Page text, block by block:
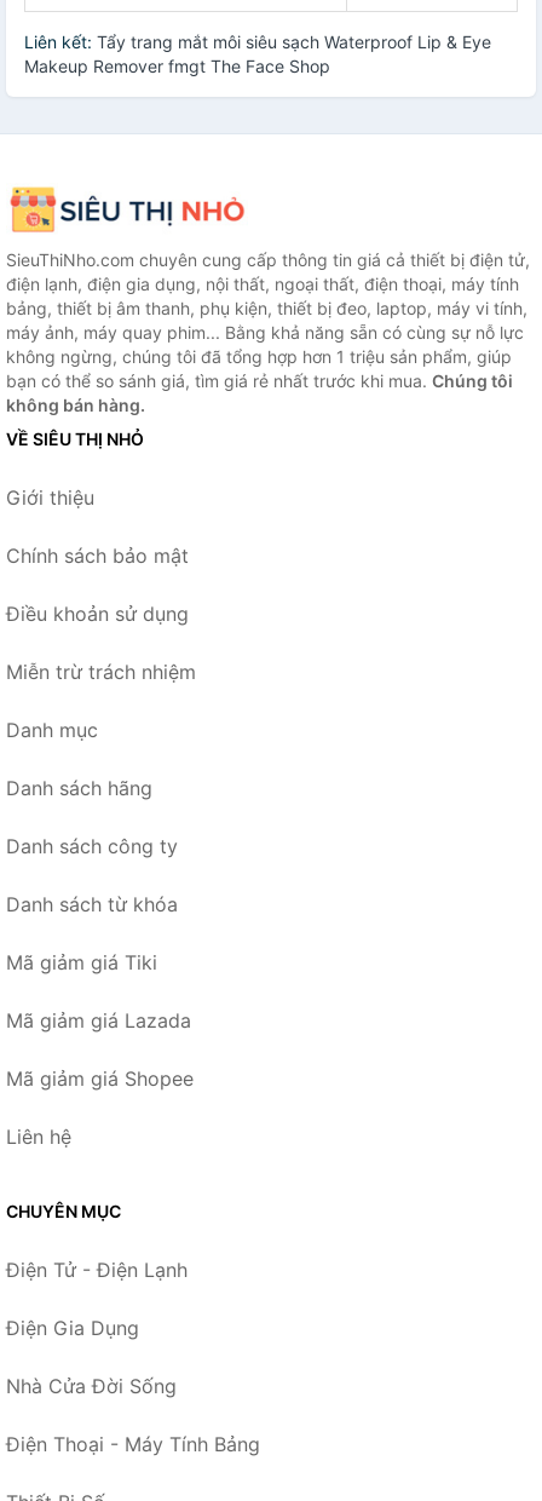
Liên kết: Tẩy trang mắt môi siêu sạch Waterproof Lip & Eye
Makeup Remover fmgt The Face Shop
SieuThiNho.com chuyên cung cấp thông tin giá cả thiết bị điện tử,
điện lạnh, điện gia dụng, nội thất, ngoại thất, điện thoại, máy tính
bảng, thiết bị âm thanh, phụ kiện, thiết bị đeo, laptop, máy vi tính,
máy ảnh, máy quay phim... Bằng khả năng sẵn có cùng sự nỗ lực
không ngừng, chúng tôi đã tổng hợp hơn 1 triệu sản phẩm, giúp
bạn có thể so sánh giá, tìm giá rẻ nhất trước khi mua. Chúng tôi
không bán hàng.
VỀ SIÊU THỊ NHỎ
Giới thiệu
Chính sách bảo mật
Điều khoản sử dụng
Miễn trừ trách nhiệm
Danh mục
Danh sách hãng
Danh sách công ty
Danh sách từ khóa
Mã giảm giá Tiki
Mã giảm giá Lazada
Mã giảm giá Shopee
Liên hệ
CHUYÊN MỤC
Điện Tử - Điện Lạnh
Điện Gia Dụng
Nhà Cửa Đời Sống
Điện Thoại - Máy Tính Bảng